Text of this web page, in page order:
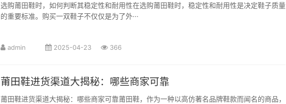
选购莆田鞋时，如何判断其稳定性和耐用性在选购莆田鞋时，稳定性和耐用性是决定鞋子质量
的重要标准。购买一双鞋子不仅仅是为了外···
admin 2025-04-23 366
莆田鞋进货渠道大揭秘：哪些商家可靠
莆田鞋进货渠道大揭秘：哪些商家可靠莆田鞋，作为一种以高仿著名品牌鞋款而闻名的商品，